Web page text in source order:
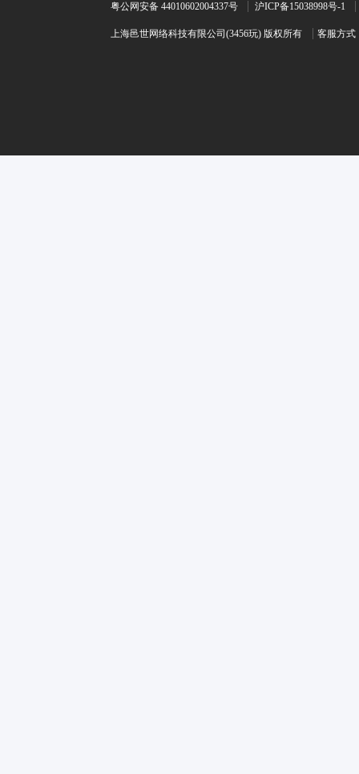
粤公网安备 44010602004337号 沪ICP备15038998号-1
上海邑世网络科技有限公司(3456玩) 版权所有 客服方式